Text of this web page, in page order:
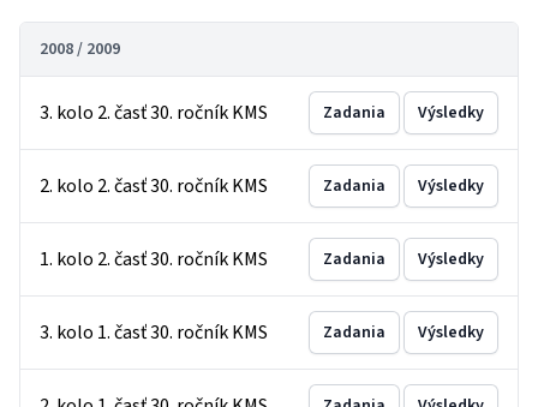
2008 / 2009
3. kolo 2. časť 30. ročník KMS Zadania Výsledky
2. kolo 2. časť 30. ročník KMS Zadania Výsledky
1. kolo 2. časť 30. ročník KMS Zadania Výsledky
3. kolo 1. časť 30. ročník KMS Zadania Výsledky